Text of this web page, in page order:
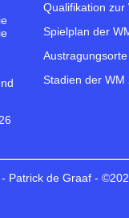
Qualifikation zur
Spielplan der
Stadien der WM
- Patrick de Graaf -